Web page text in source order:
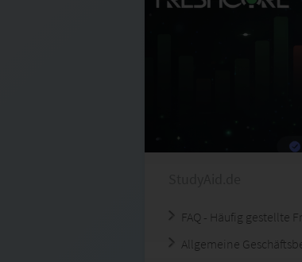
FAQ - Häufig gestellte
Allgemeine